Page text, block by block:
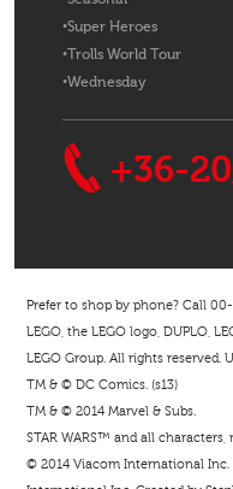
Super Heroes
Trolls World Tour
Wednesday
+36-
Prefer to shop by phone? Call
LEGO, the LEGO logo, DUPLO,
LEGO Group. All rights
TM & © DC Comics. (s13)
TM & © 2014 Marvel & Subs.
STAR WARS™ and all
© 2014 Viacom International Inc.